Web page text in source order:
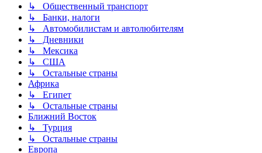
↳ Общественный транспорт
↳ Банки, налоги
↳ Автомобилистам и автолюбителям
↳ Дневники
↳ Мексика
↳ США
↳ Остальные страны
Африка
↳ Египет
↳ Остальные страны
Ближний Восток
↳ Турция
↳ Остальные страны
Европа